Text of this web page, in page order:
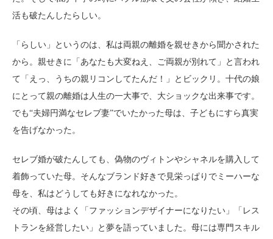
活も破たんしたらしい。
「らしい」というのは、私は両親の離婚を親せきから聞かされた
から。親せきに「あなたも大変ねえ、ご両親が別れて」と言われ
て「えっ、うちの親リコンしてたんだ！」とビックリ。十代の娘
にとって親の離婚は人生の一大事で、大ショックな出来事です。
でも“夫婦円満なセレブ妻”でいたかった母は、子どもにすら真実
を告げなかった。
セレブ婚が破たんしても、偽物のヴィトンやシャネルを購入して
着飾っていた母。そんなブランド好きで見栄っぱりでミーハーな
母を、私はどうしても好きになれなかった。
その頃、母はよく「ファッションデザイナーになりたい」「レス
トランを経営したい」と夢を語っていました。母には専門スキル